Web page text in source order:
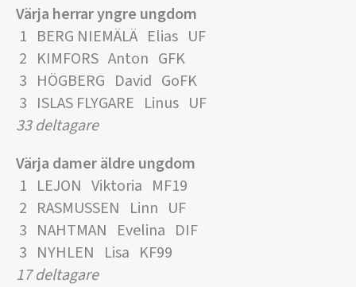
Värja herrar yngre ungdom
1 BERG NIEMÄLÄ Elias UF
2 KIMFORS Anton GFK
3 HÖGBERG David GoFK
3 ISLAS FLYGARE Linus UF
33 deltagare
Värja damer äldre ungdom
1 LEJON Viktoria MF19
2 RASMUSSEN Linn UF
3 NAHTMAN Evelina DIF
3 NYHLEN Lisa KF99
17 deltagare